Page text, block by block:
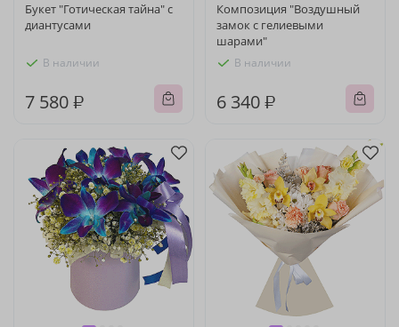
Букет "Готическая тайна" с
диантусами
В наличии
7 580 ₽
Композиция "Воздушный
замок с гелиевыми
шарами"
В наличии
6 340 ₽